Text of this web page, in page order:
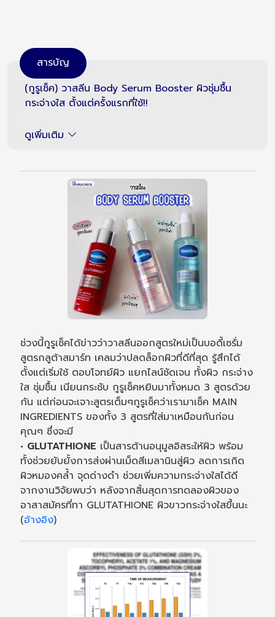
สารบัญ
(กูรูเช็ค) วาสลีน Body Serum Booster ผิวชุ่มชื้น
กระจ่างใส ตั้งแต่ครั้งแรกที่ใช้!!
ดูเพิ่มเติม
ช่วงนี้กูรูเช็คได้ข่าวว่าวาสลีนออกสูตรใหม่เป็นบอดี้เซรั่ม
สูตรกลูต้าสมาร์ท เคลมว่าปลดล็อกผิวที่ดีที่สุด รู้สึกได้
ตั้งแต่เริ่มใช้ ตอบโจทย์ผิว แยกไลน์ชัดเจน ทั้งผิว กระจ่าง
ใส ชุ่มชื้น เนียนกระชับ กูรูเช็คหยิบมาทั้งหมด 3 สูตรด้วย
กัน แต่ก่อนจะเจาะสูตรเต็มๆกูรูเช็คว่าเรามาเช็ค MAIN
INGREDIENTS ของทั้ง 3 สูตรที่ใส่มาเหมือนกันก่อน
คุณๆ ซึ่งจะมี
• GLUTATHIONE เป็นสารต้านอนุมูลอิสระให้ผิว พร้อม
ทั้งช่วยยับยั้งการส่งผ่านเม็ดสีเมลานินสู่ผิว ลดการเกิด
ผิวหมองคล้ำ จุดด่างดำ ช่วยเพิ่มความกระจ่างใสได้ดี
จากงานวิจัยพบว่า หลังจากสิ้นสุดการทดลองผิวของ
อาสาสมัครที่ทา GLUTATHIONE ผิวขาวกระจ่างใสขึ้นนะ
(อ้างอิง)